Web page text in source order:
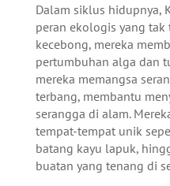
Dalam siklus hidupnya,
peran ekologis yang tak
kecebong, mereka
pertumbuhan alga dan
mereka memangsa
terbang, membantu
serangga di alam.
tempat-tempat unik
batang kayu lapuk,
buatan yang tenang di